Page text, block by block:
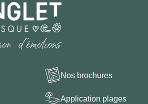
Nos brochures
Application plages